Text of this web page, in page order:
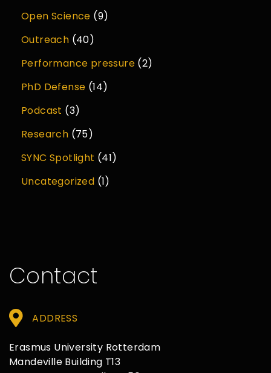
Open Science (9)
Outreach (40)
Performance pressure (2)
PhD Defense (14)
Podcast (3)
Research (75)
SYNC Spotlight (41)
Uncategorized (1)
Contact
ADDRESS
Erasmus University Rotterdam
Mandeville Building T13